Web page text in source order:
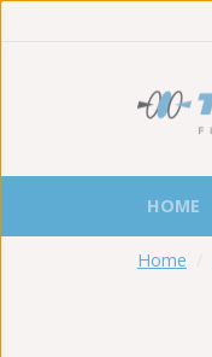
HOME
Home